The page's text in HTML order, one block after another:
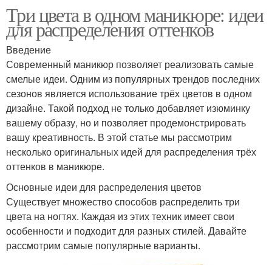
Три цвета в одном маникюре: идеи
для распределения оттенков
Введение
Современный маникюр позволяет реализовать самые
смелые идеи. Одним из популярных трендов последних
сезонов является использование трёх цветов в одном
дизайне. Такой подход не только добавляет изюминку
вашему образу, но и позволяет продемонстрировать
вашу креативность. В этой статье мы рассмотрим
несколько оригинальных идей для распределения трёх
оттенков в маникюре.
Основные идеи для распределения цветов
Существует множество способов распределить три
цвета на ногтях. Каждая из этих техник имеет свои
особенности и подходит для разных стилей. Давайте
рассмотрим самые популярные варианты.